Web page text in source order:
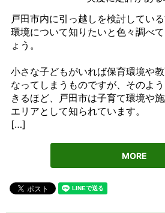
戸田市内に引っ越しを検討してい
環境について知りたいと色々調べ
ょう。
小さな子どもがいれば保育環境や
なってしまうものですが、そのよ
きるほど、戸田市は子育て環境や
エリアとして知られています。
[…]
MORE